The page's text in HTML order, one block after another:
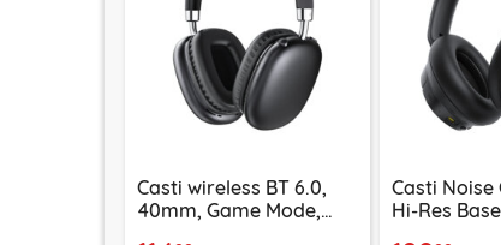
Casti wireless BT 6.0,
40mm, Game Mode,
Casti Noise
Hi-Res